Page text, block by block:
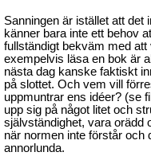
Sanningen är istället att det
känner bara inte ett behov
fullständigt bekväm med
exempelvis läsa en bok är
nästa dag kanske faktiskt
på slottet. Och vem vill
uppmuntrar ens idéer? (se
upp sig på något litet och
självständighet, vara orädd
när normen inte förstår och
annorlunda.